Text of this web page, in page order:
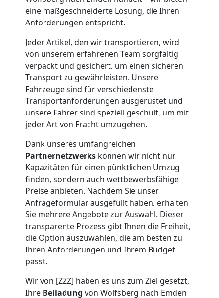
eine maßgeschneiderte Lösung, die Ihren
Anforderungen entspricht.
Jeder Artikel, den wir transportieren, wird
von unserem erfahrenen Team sorgfältig
verpackt und gesichert, um einen sicheren
Transport zu gewährleisten. Unsere
Fahrzeuge sind für verschiedenste
Transportanforderungen ausgerüstet und
unsere Fahrer sind speziell geschult, um mit
jeder Art von Fracht umzugehen.
Dank unseres umfangreichen
Partnernetzwerks können wir nicht nur
Kapazitäten für einen pünktlichen Umzug
finden, sondern auch wettbewerbsfähige
Preise anbieten. Nachdem Sie unser
Anfrageformular ausgefüllt haben, erhalten
Sie mehrere Angebote zur Auswahl. Dieser
transparente Prozess gibt Ihnen die Freiheit,
die Option auszuwählen, die am besten zu
Ihren Anforderungen und Ihrem Budget
passt.
Wir von [ZZZ] haben es uns zum Ziel gesetzt,
Ihre Beiladung von Wolfsberg nach Emden
Möbelmontage
Wolfsberg
Möbeltransport
Wolfsberg
Beiladung
Wolfsberg
Mini
Umzug
Wolfsberg
Umzug